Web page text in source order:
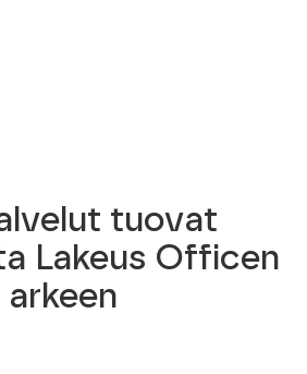
tuovat
Lakeus Officen
arkeen